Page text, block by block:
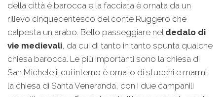
della città è barocca e la facciata è ornata da un
rilievo cinquecentesco del conte Ruggero che
calpesta un arabo. Bello passeggiare nel dedalo di
vie medievali, da cui di tanto in tanto spunta qualche
chiesa barocca. Le più importanti sono la chiesa di
San Michele il cui interno è ornato di stucchi e marmi,
la chiesa di Santa Veneranda, con i due campanili